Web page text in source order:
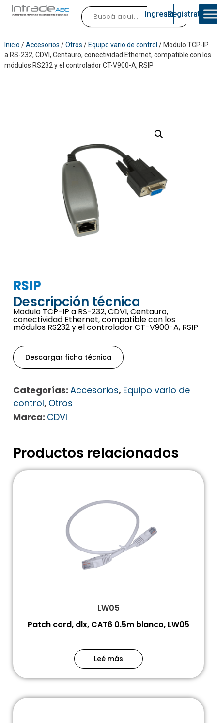
Ingresar¡Registrate!
Inicio /Accesorios /Otros / Equipo vario de control / Modulo TCP-IP
a RS-232, CDVI, Centauro, conectividad Ethernet, compatible con los
módulos RS232 y el controlador CT-V900-A, RSIP
RSIP
Descripción técnica
Modulo TCP-IP a RS-232, CDVI, Centauro,
conectividad Ethernet, compatible con los
módulos RS232 y el controlador CT-V900-A, RSIP
Descargar ficha técnica
Categorías: Accesorios, Equipo vario de
control, Otros
Marca: CDVI
Productos relacionados
LW05
Patch cord, dlx, CAT6 0.5m blanco, LW05
¡Leé más!